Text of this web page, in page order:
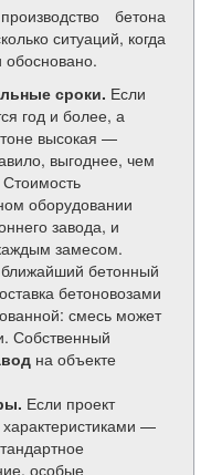
бетона
ситуаций, когда
обосновано.
сроки. Если
год и более, а
высокая —
выгоднее, чем
Стоимость
оборудовании
завода, и
замесом.
бетонный
бетоновозами
смесь может
Собственный
на объекте
Если проект
—
особые